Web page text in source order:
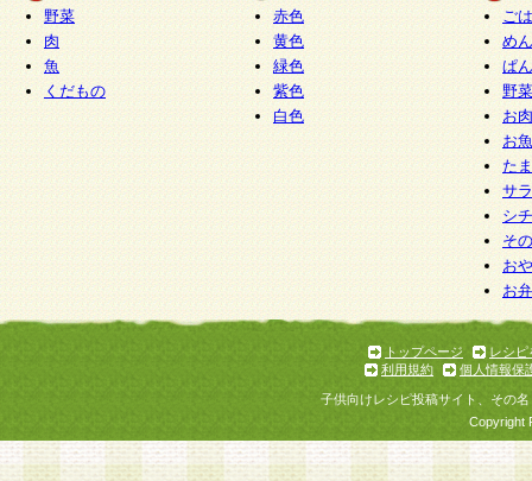
5.当社がお聞きする個人情報は、すべて会員登録
で提 供いただいたものと考えております。従っ
自らの個人情報の提供を希望されない場合には、
をお預かりいたしません が、提供されないこと
商品やサービス等をご利用いただけない場合があ
了承ください。
6.当社は、お客様から当社が保有している個人情
加・ 利用停止等を求められた場合には、ご本人
て確認できた場合に限り、法令に準拠して合理的
いただきます。なお、開示 請求等の請求先は個
ります。
1.会員とは、本規約等を承諾のうえ、当社所定の
了し、当社が承認した者、グループとします。な
が以下に該当する場合は会員登録をすることがで
野菜
肉
魚
くだもの
赤色
黄色
緑色
紫色
白色
ご
めん
ぱん
野
お
お
た
サ
シ
そ
お
お
トップページ
レシピ
利用規約
個人情報保
子供向けレシピ投稿サイト、その
Copyright